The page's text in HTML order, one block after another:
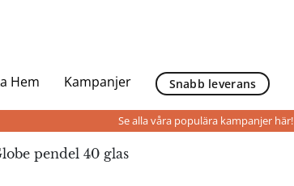
Hem Kampanjer Snabb leverans
Se alla våra populära kampanjer här!
pendel 40 glas